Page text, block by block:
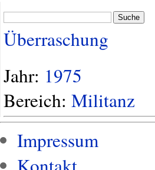
Suche
Überraschung
Jahr: 1975
Bereich: Militanz
Impressum